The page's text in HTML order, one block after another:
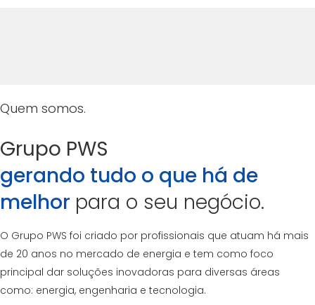
Quem somos.
Grupo PWS
gerando tudo o que há de
melhor para o seu negócio.
O Grupo PWS foi criado por profissionais que atuam há mais
de 20 anos no mercado de energia e tem como foco
principal dar soluções inovadoras para diversas áreas
como: energia, engenharia e tecnologia.